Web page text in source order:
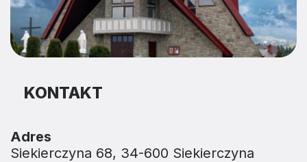
KONTAKT
Adres
Siekierczyna 68, 34-600 Siekierczyna